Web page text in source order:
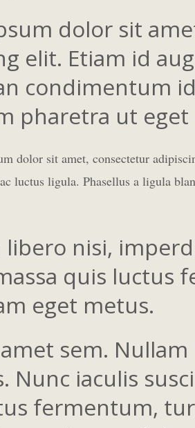
dolor sit
elit. Etiam id
condimentum
pharetra ut
dolor sit amet, consectetur
luctus ligula. Phasellus a ligula
nisi,
quis luctus
eget metus.
sem.
Nunc iaculis
fermentum,